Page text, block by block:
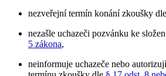
nezveřejní termín konání zkoušky dle
nezašle uchazeči pozvánku ke
5 zákona,
neinformuje uchazeče nebo